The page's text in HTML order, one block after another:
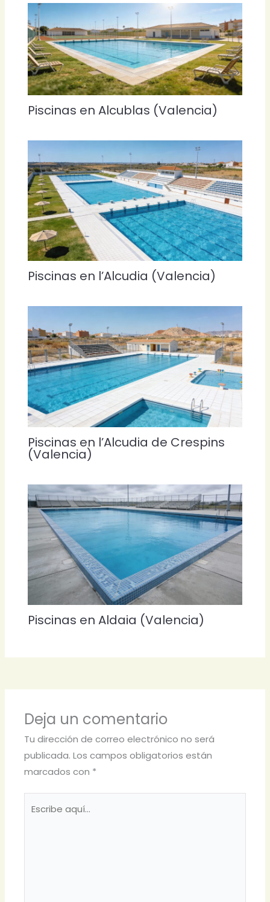
Piscinas en Alcublas (Valencia)
Piscinas en l’Alcudia (Valencia)
Piscinas en l’Alcudia de Crespins
(Valencia)
Piscinas en Aldaia (Valencia)
Deja un comentario
Tu dirección de correo electrónico no será
publicada. Los campos obligatorios están
marcados con *